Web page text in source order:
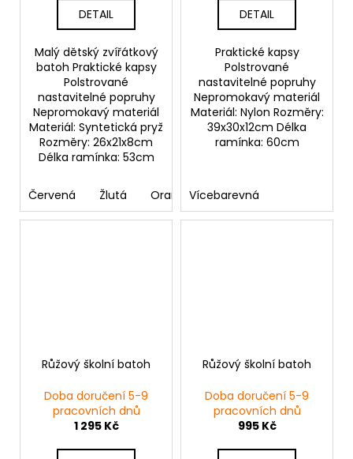
DETAIL
Malý dětský zvířátkový
batoh Praktické kapsy
Polstrované
nastavitelné popruhy
Nepromokavý materiál
Materiál: Syntetická pryž
Rozměry: 26x21x8cm
Délka ramínka: 53cm
Červená Žlutá Oranžový
DETAIL
Praktické kapsy
Polstrované
nastavitelné popruhy
Nepromokavý materiál
Materiál: Nylon Rozměry:
39x30x12cm Délka
ramínka: 60cm
Vícebarevná
Růžový školní batoh
Doba doručení 5-9
pracovních dnů
1 295 Kč
Růžový školní batoh
Doba doručení 5-9
pracovních dnů
995 Kč